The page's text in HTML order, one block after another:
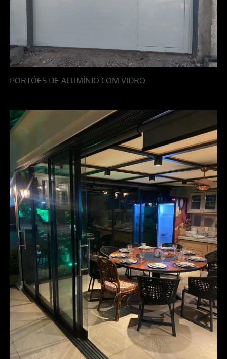
PORTÕES DE ALUMÍNIO COM VIDRO